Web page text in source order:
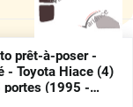
prêt-à-poser -
- Toyota Hiace (4)
portes (1995 -